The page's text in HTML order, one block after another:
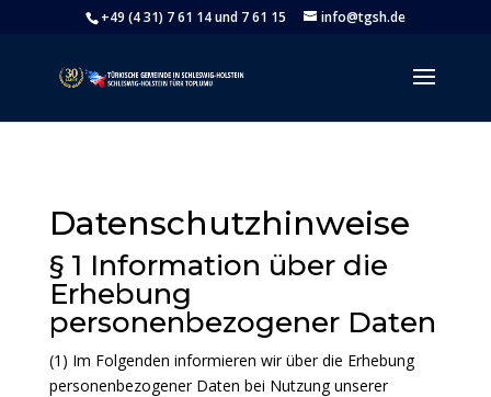
+49 (4 31) 7 61 14 und 7 61 15 info@tgsh.de
Datenschutzhinweise
§ 1 Information über die
Erhebung
personenbezogener Daten
(1) Im Folgenden informieren wir über die Erhebung
personenbezogener Daten bei Nutzung unserer